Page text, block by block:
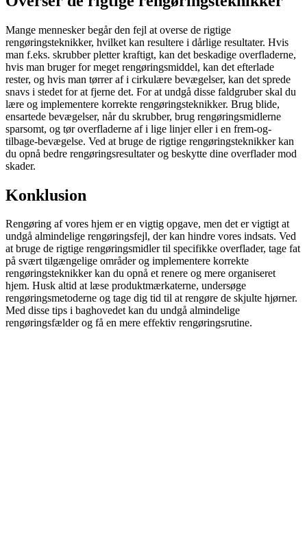
Mange mennesker begår den fejl at overse de rigtige
rengøringsteknikker, hvilket kan resultere i dårlige resultater. Hvis
man f.eks. skrubber pletter kraftigt, kan det beskadige overfladerne,
hvis man bruger for meget rengøringsmiddel, kan det efterlade
rester, og hvis man tørrer af i cirkulære bevægelser, kan det sprede
snavs i stedet for at fjerne det. For at undgå disse faldgruber skal du
lære og implementere korrekte rengøringsteknikker. Brug blide,
ensartede bevægelser, når du skrubber, brug rengøringsmidlerne
sparsomt, og tør overfladerne af i lige linjer eller i en frem-og-
tilbage-bevægelse. Ved at bruge de rigtige rengøringsteknikker kan
du opnå bedre rengøringsresultater og beskytte dine overflader mod
skader.
Konklusion
Rengøring af vores hjem er en vigtig opgave, men det er vigtigt at
undgå almindelige rengøringsfejl, der kan hindre vores indsats. Ved
at bruge de rigtige rengøringsmidler til specifikke overflader, tage fat
på svært tilgængelige områder og implementere korrekte
rengøringsteknikker kan du opnå et renere og mere organiseret
hjem. Husk altid at læse produktmærkaterne, undersøge
rengøringsmetoderne og tage dig tid til at rengøre de skjulte hjørner.
Med disse tips i baghovedet kan du undgå almindelige
rengøringsfælder og få en mere effektiv rengøringsrutine.